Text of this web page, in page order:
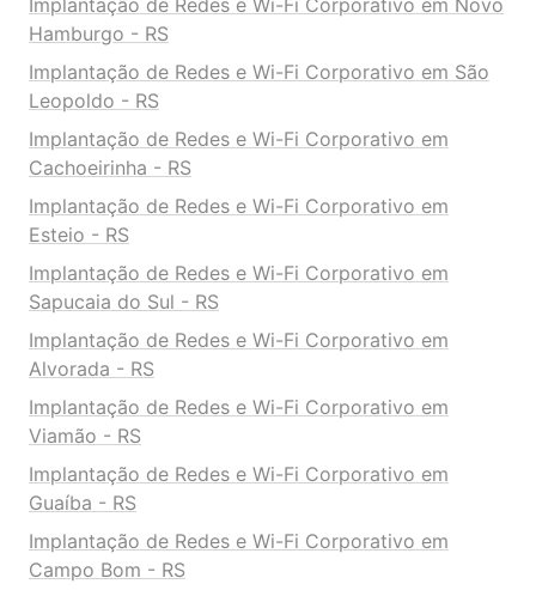
Hamburgo - RS
Implantação de Redes e Wi-Fi Corporativo em São
Leopoldo - RS
Implantação de Redes e Wi-Fi Corporativo em
Cachoeirinha - RS
Implantação de Redes e Wi-Fi Corporativo em
Esteio - RS
Implantação de Redes e Wi-Fi Corporativo em
Sapucaia do Sul - RS
Implantação de Redes e Wi-Fi Corporativo em
Alvorada - RS
Implantação de Redes e Wi-Fi Corporativo em
Viamão - RS
Implantação de Redes e Wi-Fi Corporativo em
Guaíba - RS
Implantação de Redes e Wi-Fi Corporativo em
Campo Bom - RS